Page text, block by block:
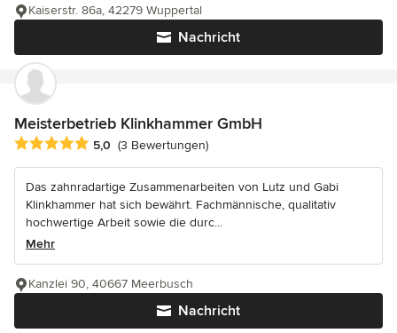
Nachricht
Kaiserstr. 86a, 42279 Wuppertal
Meisterbetrieb Klinkhammer GmbH
Durchschnittliche Bewertung: 5 von 5 Sternen
5,0 (3 Bewertungen)
Das zahnradartige Zusammenarbeiten von Lutz und Gabi
Klinkhammer hat sich bewährt. Fachmännische, qualitativ
hochwertige Arbeit sowie die durc...
Mehr
Nachricht
Kanzlei 90, 40667 Meerbusch